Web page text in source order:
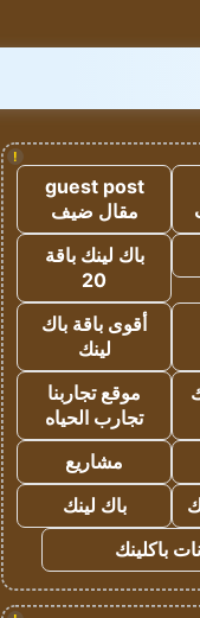
!
guest post
مقال ضيف
باك لينك باقة
20
أقوى باقة باك
لينك
موقع تجاربنا
تجارب الحياه
مشاريع
باك لينك
باكلينك